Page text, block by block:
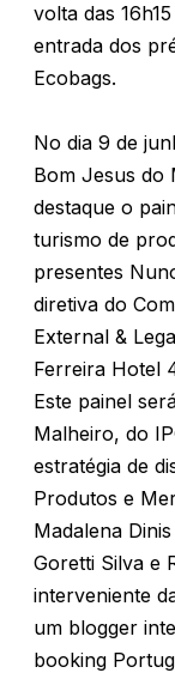
volta das
entrada dos
Ecobags.
No dia 9 de
Bom Jesus do
destaque o
turismo de
presentes
diretiva do
External &
Ferreira Hotel
Este painel
Malheiro, do
estratégia de
Produtos e
Madalena
Goretti Silva e
interveniente
um blogger
booking